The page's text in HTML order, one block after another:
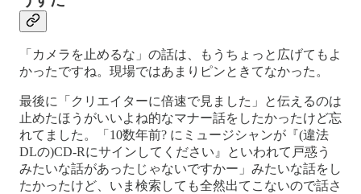
「カメラを止めるな」の話は、もうちょっと広げてもよ
かったですね。現場ではあまりピンときてなかった。
最後に「クリエイターに倍速で見ました」と伝えるのは
止めたほうがいいよね的なマナー話をしたかったけど忘
れてました。「10数年前? にミュージシャンが『(違法
DLの)CD-Rにサインしてください』といわれて戸惑う
みたいな話があったじゃないですかー」みたいな話をし
たかったけど、いま検索しても全然出てこないので話さ